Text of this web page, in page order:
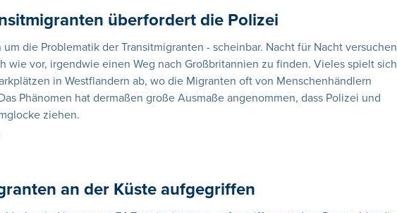
überfordert die Polizei
die Problematik der Transitmigranten - scheinbar. Nacht für Nacht versuchen
wie vor, irgendwie einen Weg nach Großbritannien zu finden. Vieles spielt sich
in Westflandern ab, wo die Migranten oft von Menschenhändlern
Phänomen hat dermaßen große Ausmaße angenommen, dass Polizei und
ziehen.
an der Küste aufgegriffen